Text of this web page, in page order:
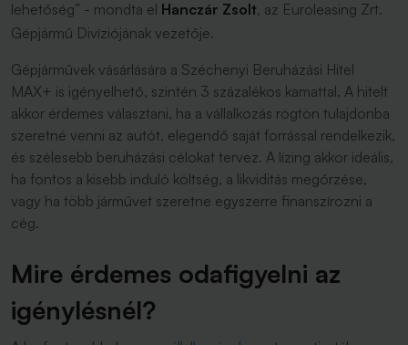
lehetőség” - mondta el Hanczár Zsolt, az Euroleasing Zrt.
Gépjármű Divíziójának vezetője.
Gépjárművek vásárlására a Széchenyi Beruházási Hitel
MAX+ is igényelhető, szintén 3 százalékos kamattal. A hitelt
akkor érdemes választani, ha a vállalkozás rögtön tulajdonba
szeretné venni az autót, elegendő saját forrással rendelkezik,
és szélesebb beruházási célokat tervez. A lízing akkor ideális,
ha fontos a kisebb induló költség, a likviditás megőrzése,
vagy ha több járművet szeretne egyszerre finanszírozni a
cég.
Mire érdemes odafigyelni az
igénylésnél?